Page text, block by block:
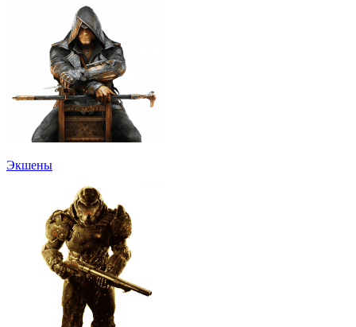
Экшены